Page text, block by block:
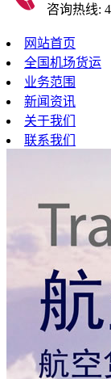
咨询热线:
网站首页
全国机场货运
业务范围
新闻资讯
关于我们
联系我们